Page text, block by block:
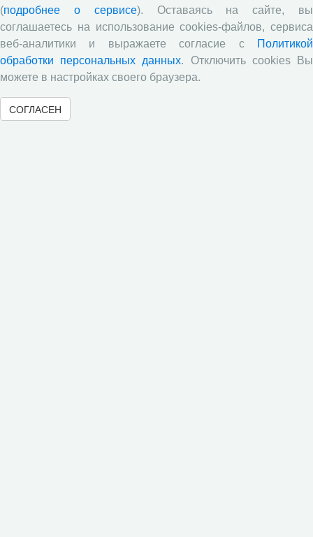
ВолНЦ РАН традиционно принял участие в
очередной сессии Российско-французского
научного семинара (г. Москва, ИНП РАН)
Все сообщения »
Обзор научных публикаций
(подробнее о сервисе). Оставаясь на сайте, вы
соглашаетесь на использование cookies-файлов, сервиса
веб-аналитики и выражаете согласие с
Политикой
обработки персональных данных. Отключить cookies Вы
можете в настройках своего браузера.
СОГЛАСЕН